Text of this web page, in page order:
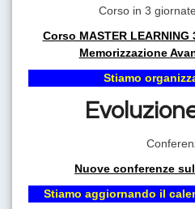
VIVI LA VITA CHE DESIDERI!
AVERE UN COACH
SIGNIFICA AVERE LA
TUTTI GLI OBIETTIVI DELLA
Corso in 3
Corso MASTER
Memorizzazione
Stiamo
Nuove conferenze
Stiamo aggiornando il